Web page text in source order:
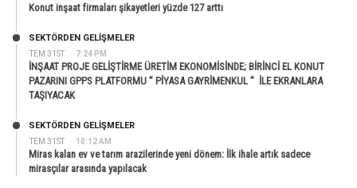
Konut inşaat firmaları şikayetleri yüzde 127 arttı
TEM 31ST 7:24 PM
SEKTÖRDEN GELIŞMELER
İNŞAAT PROJE GELİŞTİRME ÜRETİM EKONOMİSİNDE; BİRİNCİ EL KONUT
PAZARINI GPPS PLATFORMU ” PİYASA GAYRİMENKUL ” İLE EKRANLARA
TAŞIYACAK
TEM 31ST 10:12 AM
SEKTÖRDEN GELIŞMELER
Miras kalan ev ve tarım arazilerinde yeni dönem: İlk ihale artık sadece
mirasçılar arasında yapılacak